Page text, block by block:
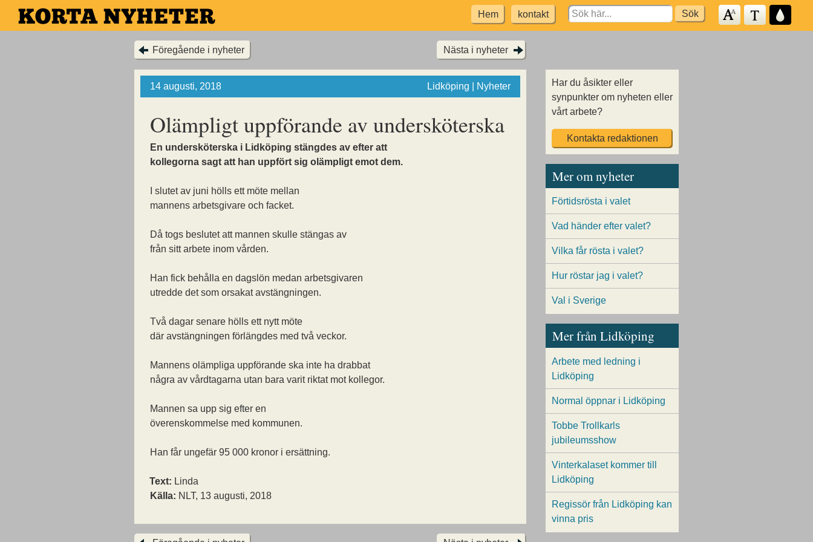
Hoppa
till
Hem kontakt
Search
for:
Föregående i nyheter Nästa i nyheter
14 augusti, 2018 Lidköping | Nyheter
Olämpligt uppförande av undersköterska
En undersköterska i Lidköping stängdes av efter att
kollegorna sagt att han uppfört sig olämpligt emot dem.
I slutet av juni hölls ett möte mellan
mannens arbetsgivare och facket.
Då togs beslutet att mannen skulle stängas av
från sitt arbete inom vården.
Han fick behålla en dagslön medan arbetsgivaren
utredde det som orsakat avstängningen.
Två dagar senare hölls ett nytt möte
där avstängningen förlängdes med två veckor.
Mannens olämpliga uppförande ska inte ha drabbat
några av vårdtagarna utan bara varit riktat mot kollegor.
Mannen sa upp sig efter en
överenskommelse med kommunen.
Han får ungefär 95 000 kronor i ersättning.
Text: Linda
Källa: NLT, 13 augusti, 2018
Har du åsikter eller
synpunkter om nyheten eller
vårt arbete?
Kontakta redaktionen
Mer om nyheter
Förtidsrösta i valet
Vad händer efter valet?
Vilka får rösta i valet?
Hur röstar jag i valet?
Val i Sverige
Mer från Lidköping
Arbete med ledning i
Lidköping
Normal öppnar i Lidköping
Tobbe Trollkarls
jubileumsshow
Vinterkalaset kommer till
Lidköping
Regissör från Lidköping kan
vinna pris